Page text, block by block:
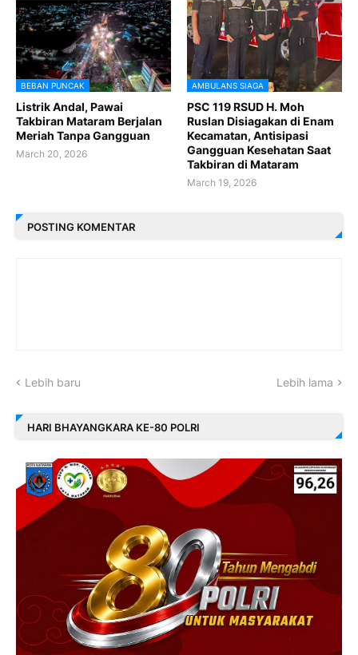
BEBAN PUNCAK
Listrik Andal, Pawai
Takbiran Mataram Berjalan
Meriah Tanpa Gangguan
March 20, 2026
AMBULANS SIAGA
PSC 119 RSUD H. Moh
Ruslan Disiagakan di Enam
Kecamatan, Antisipasi
Gangguan Kesehatan Saat
Takbiran di Mataram
March 19, 2026
POSTING KOMENTAR
Lebih baru Lebih lama
HARI BHAYANGKARA KE-80 POLRI